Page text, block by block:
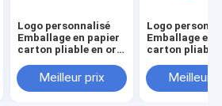
Logo personnalisé
Emballage en papier
carton pliable en or
Luxe boîte cadeau
magnétique avec
Meilleur prix
Logo
Emballage en
carton pliable
Luxe boîte
magnétique
Meilleur